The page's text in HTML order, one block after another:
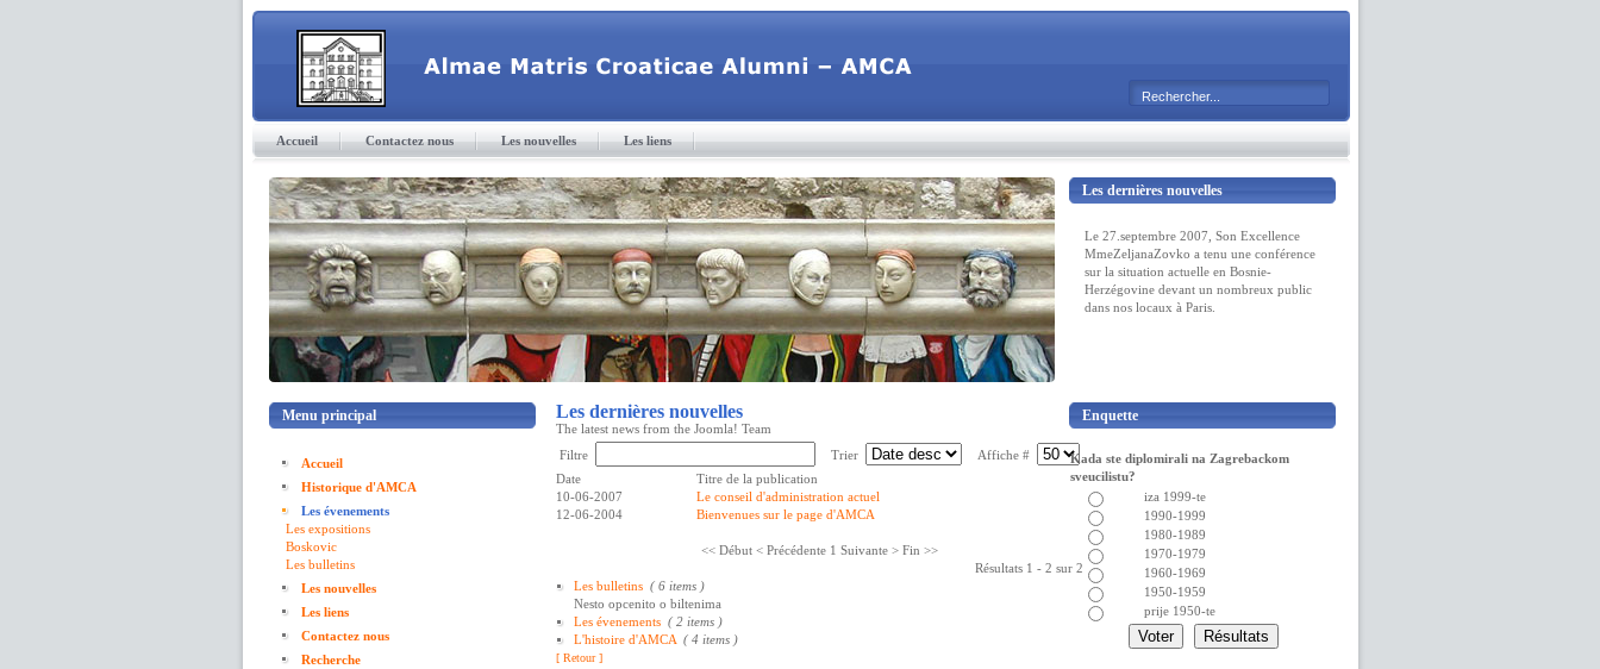
Accueil Contactez nous Les nouvelles Les liens
Les dernières nouvelles
Le 27.septembre 2007, Son Excellence
MmeZeljanaZovko a tenu une conférence
sur la situation actuelle en Bosnie-
Herzégovine devant un nombreux public
dans nos locaux à Paris.
Menu principal
Accueil
Historique d'AMCA
Les évenements
Les expositions
Boskovic
Les bulletins
Les nouvelles
Les liens
Contactez nous
Recherche
Les dernières nouvelles
The latest news from the Joomla! Team
Filtre
Trier
Affiche #
Date
Titre de la publication
10-06-2007
Le conseil d'administration actuel
12-06-2004
Bienvenues sur le page d'AMCA
<< Début < Précédente 1 Suivante > Fin >>
Résultats 1 - 2 sur 2
Les bulletins ( 6 items )
Nesto opcenito o biltenima
Les évenements ( 2 items )
L'histoire d'AMCA ( 4 items )
[ Retour ]
Enquette
Kada ste diplomirali na Zagrebackom
sveucilistu?
iza 1999-te
1990-1999
1980-1989
1970-1979
1960-1969
1950-1959
prije 1950-te